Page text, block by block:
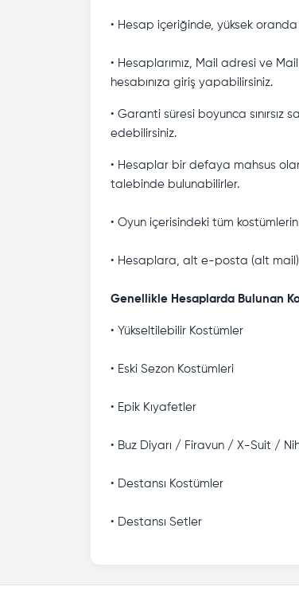
• Hesap içeriğinde, yüksek
• Hesaplarımız, Mail adresi ve
hesabınıza giriş yapabilirsiniz.
• Garanti süresi boyunca
edebilirsiniz.
• Hesaplar bir defaya mahsus
talebinde bulunabilirler.
• Oyun içerisindeki tüm
• Hesaplara, alt e-posta (alt
Genellikle Hesaplarda Bulunan
• Yükseltilebilir Kostümler
• Eski Sezon Kostümleri
• Epik Kıyafetler
• Buz Diyarı / Firavun / X-Suit /
• Destansı Kostümler
• Destansı Setler